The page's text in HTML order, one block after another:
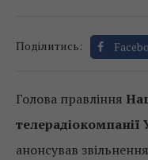
Поділитись:
Голова правління
телерадіокомпанії
анонсував